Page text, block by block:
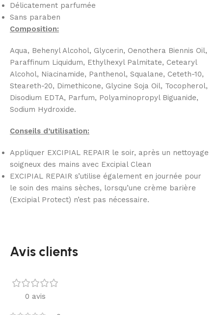
Délicatement parfumée
Sans paraben
Composition:
Aqua, Behenyl Alcohol, Glycerin, Oenothera Biennis Oil,
Paraffinum Liquidum, Ethylhexyl Palmitate, Cetearyl
Alcohol, Niacinamide, Panthenol, Squalane, Ceteth-10,
Steareth-20, Dimethicone, Glycine Soja Oil, Tocopherol,
Disodium EDTA, Parfum, Polyaminopropyl Biguanide,
Sodium Hydroxide.
Conseils d’utilisation:
Appliquer EXCIPIAL REPAIR le soir, après un nettoyage
soigneux des mains avec Excipial Clean
EXCIPIAL REPAIR s’utilise également en journée pour
le soin des mains sèches, lorsqu’une crème barière
(Excipial Protect) n’est pas nécessaire.
Avis clients
0 avis